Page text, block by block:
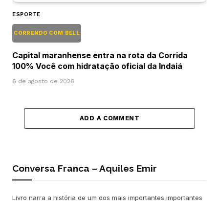
ESPORTE
CORRENDO COM BELL
Capital maranhense entra na rota da Corrida
100% Você com hidratação oficial da Indaiá
6 de agosto de 2026
ADD A COMMENT
Conversa Franca – Aquiles Emir
Livro narra a história de um dos mais importantes importantes